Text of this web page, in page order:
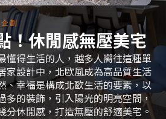
劃
！休閒感無壓美宅
懂得生活的人，越多人嚮往這種單
家設計中，北歐風成為高品質生活
、幸福是構成北歐生活的要素，以
多的裝飾，引入陽光的明亮空間，
分休閒感，打造無壓的舒適美宅。